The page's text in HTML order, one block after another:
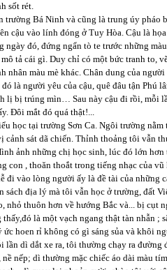
sốt rét.
trường Bá Ninh và cũng là trung úy
cậu vào lính đóng ở Tuy Hòa. Cậu là
ngày đó, đứng ngẩn tò te trước những
tả cái gì. Duy chỉ có một bức tranh to,
nhân màu mè khác. Chân dung của
là người yêu của cậu, quê đâu tận Phú
lị bị trúng mìn… Sau này cậu đi rồi, mỗi
Đôi mắt đó quá thật!...
học tại trường Sơn Ca. Ngôi trường
cảnh sát dã chiến. Thỉnh thoảng tôi vẫn
ảnh những chị học sinh, lúc đó lớn
con , thoăn thoắt trong tiếng nhạc của
đi vào lòng người ấy là đề tài của
sách địa lý mà tôi vẫn học ở trường, đất
nhỏ thuôn hơn về hướng Bắc và... bị
là một vạch ngang thật tàn nhẫn ;
ức hoen rỉ không có gì sáng sủa và khôi
lần dì dắt xe ra, tôi thường chạy ra
nếp; dì thường mặc chiếc áo dài màu